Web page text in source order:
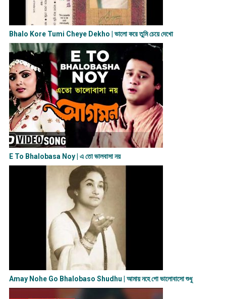
Bhalo Kore Tumi Cheye Dekho | ভালো করে তুমি চেয়ে দেখো
E To Bhalobasa Noy | এ তো ভালবাসা ন​য়
Amay Nohe Go Bhalobaso Shudhu | আমায় নহে গো ভালোবাসো শুধু